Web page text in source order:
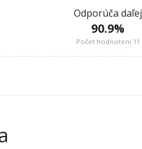
Odporúča daľej
90.9%
Počet hodnotení 11